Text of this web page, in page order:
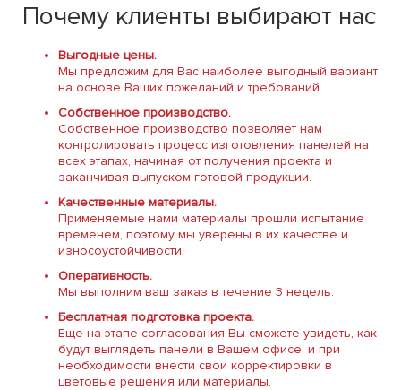
Почему клиенты выбирают нас
Выгодные цены.
Мы предложим для Вас наиболее выгодный вариант
на основе Ваших пожеланий и требований.
Собственное производство.
Собственное производство позволяет нам
контролировать процесс изготовления панелей на
всех этапах, начиная от получения проекта и
заканчивая выпуском готовой продукции.
Качественные материалы.
Применяемые нами материалы прошли испытание
временем, поэтому мы уверены в их качестве и
износоустойчивости.
Оперативность.
Мы выполним ваш заказ в течение 3 недель.
Бесплатная подготовка проекта.
Еще на этапе согласования Вы сможете увидеть, как
будут выглядеть панели в Вашем офисе, и при
необходимости внести свои корректировки в
цветовые решения или материалы.